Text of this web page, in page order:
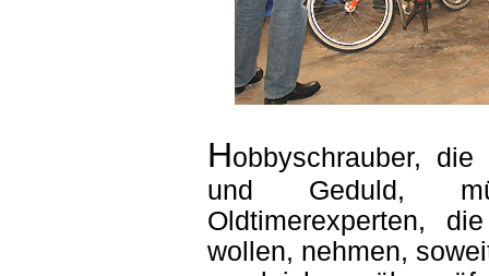
Hobbyschrauber,
und Geduld,
Oldtimerexperten,
wollen, nehmen,